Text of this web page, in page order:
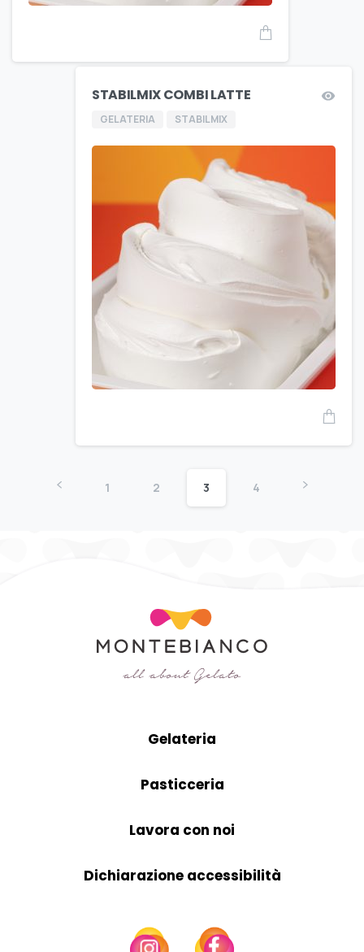
STABILMIX COMBI LATTE
GELATERIA STABILMIX
1 2 3 4
Gelateria
Pasticceria
Lavora con noi
Dichiarazione accessibilità